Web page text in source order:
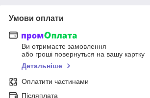
Умови оплати
Ви отримаєте замовлення
або гроші повернуться на вашу картку
Детальніше
Оплатити частинами
Післяплата